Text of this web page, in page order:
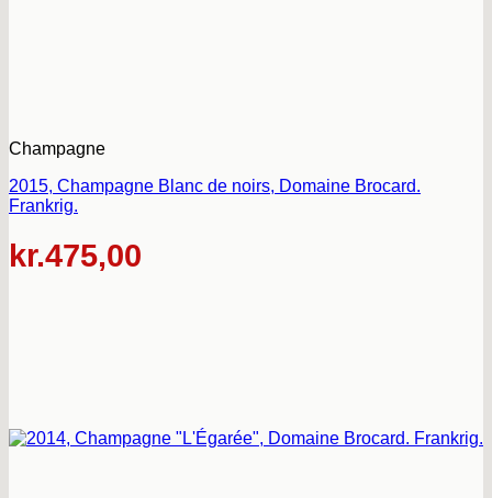
Champagne
2015, Champagne Blanc de noirs, Domaine Brocard.
Frankrig.
kr.475,00